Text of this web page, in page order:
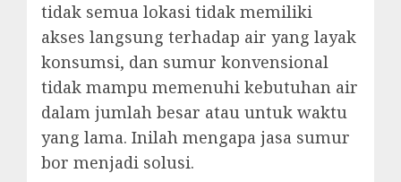
tidak semua lokasi tidak memiliki
akses langsung terhadap air yang layak
konsumsi, dan sumur konvensional
tidak mampu memenuhi kebutuhan air
dalam jumlah besar atau untuk waktu
yang lama. Inilah mengapa jasa sumur
bor menjadi solusi.